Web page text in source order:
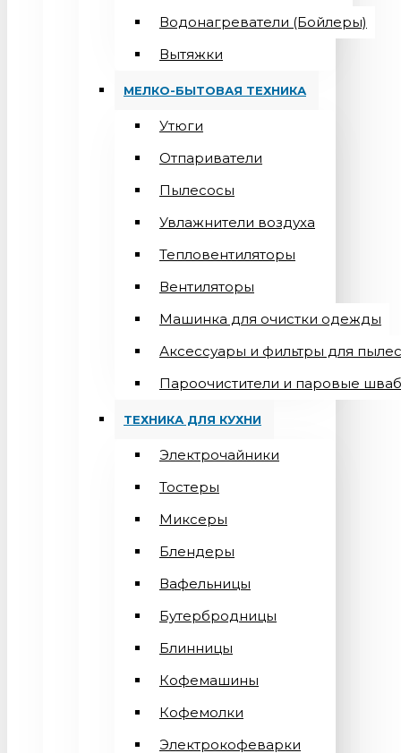
Водонагреватели (Бойлеры)
Вытяжки
МЕЛКО-БЫТОВАЯ ТЕХНИКА
Утюги
Отпариватели
Пылесосы
Увлажнители воздуха
Тепловентиляторы
Вентиляторы
Машинка для очистки одежды
Аксессуары и фильтры для
Пароочистители и паровые
ТЕХНИКА ДЛЯ КУХНИ
Электрочайники
Тостеры
Миксеры
Блендеры
Вафельницы
Бутербродницы
Блинницы
Кофемашины
Кофемолки
Электрокофеварки